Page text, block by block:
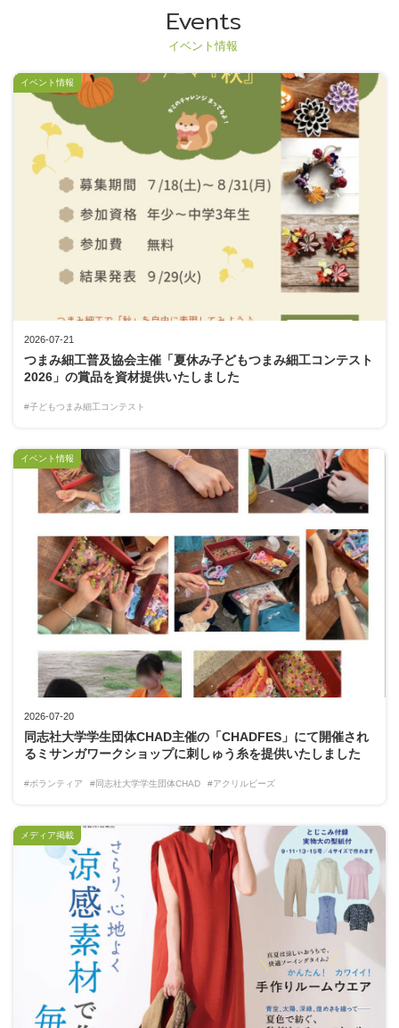
Events
イベント情報
2026-07-21
つまみ細工普及協会主催「夏休み子どもつまみ細工コンテスト
2026」の賞品を資材提供いたしました
#子どもつまみ細工コンテスト
イベント情報
2026-07-20
同志社大学学生団体CHAD主催の「CHADFES」にて開催され
るミサンガワークショップに刺しゅう糸を提供いたしました
#ボランティア #同志社大学学生団体CHAD #アクリルビーズ
イベント情報
メディア掲載